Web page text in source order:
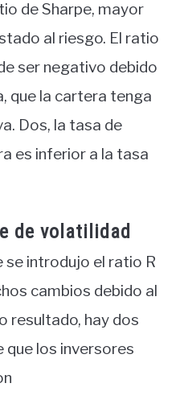
de Sharpe, mayor
al riesgo. El ratio
ser negativo debido
que la cartera tenga
Dos, la tasa de
es inferior a la tasa
de volatilidad
se introdujo el ratio R
cambios debido al
resultado, hay dos
que los inversores